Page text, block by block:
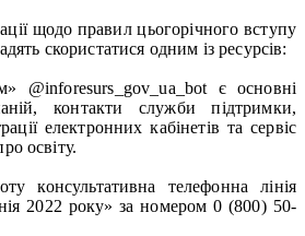
щодо правил цьогорічного вступу
скористатися одним із ресурсів:
@inforesurs_gov_ua_bot є основні
контакти служби підтримки,
електронних кабінетів та сервіс
освіту.
консультативна телефонна лінія
2022 року» за номером 0 (800) 50-